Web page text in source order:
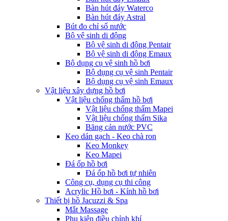
Bàn hút đáy Waterco
Bàn hút đáy Astral
Bút đo chỉ số nước
Bộ vệ sinh di động
Bộ vệ sinh di động Pentair
Bộ vệ sinh di động Emaux
Bộ dụng cụ vệ sinh hồ bơi
Bộ dụng cụ vệ sinh Pentair
Bộ dụng cụ vệ sinh Emaux
Vật liệu xây dựng hồ bơi
Vật liệu chống thấm hồ bơi
Vật liệu chống thấm Mapei
Vật liệu chống thấm Sika
Băng cản nước PVC
Keo dán gạch - Keo chà ron
Keo Monkey
Keo Mapei
Đá ốp hồ bơi
Đá ốp hồ bơi tự nhiên
Công cụ, dụng cụ thi công
Acrylic Hồ bơi - Kính hồ bơi
Thiết bị hồ Jacuzzi & Spa
Mắt Massage
Phụ kiện điều chỉnh khí